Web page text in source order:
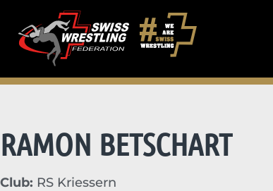
RAMON BETSCHART
Club: RS Kriessern